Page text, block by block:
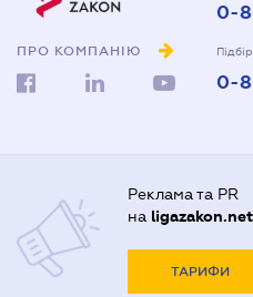
ПРО КОМПАНІЮ
0-
0-
Реклама та PR
на ligazakon.net
ТАРИФИ